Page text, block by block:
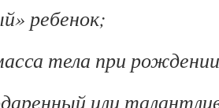
ребенок;
тела при
или